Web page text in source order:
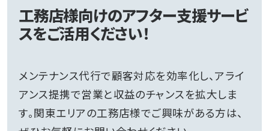
工務店様向けのアフター支援サービ
スをご活用ください！
メンテナンス代行で顧客対応を効率化し、アライ
アンス提携で営業と収益のチャンスを拡大しま
す。関東エリアの工務店様でご興味がある方は、